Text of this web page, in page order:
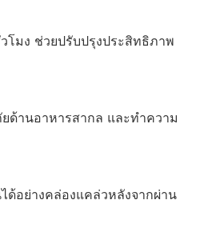
โมง ช่วยปรับปรุงประสิทธิภาพ
ด้านอาหารสากล และทำความ
อย่างคล่องแคล่วหลังจากผ่าน